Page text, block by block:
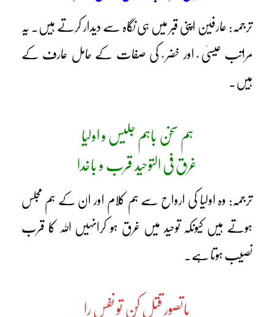
ترجمہ: عارفین اپنی قبر میں ہی نگاہ سے دیدار کرتے ہیں۔ یہ
مراتب عیسیٰ ؑ اور خضر ؑ کی صفات کے حامل عارف کے
ہیں۔
ہم سخن باہم جلیس و اولیا
غرق فی التوحید قرب و باخدا
ترجمہ: وہ اولیا کی ارواح سے ہم کلام اور ان کے ہم مجلس
ہوتے ہیں کیونکہ توحید میں غرق ہو کرانہیں اللہ کا قرب
نصیب ہوتا ہے۔
باتصور قتل کن تو نفس را